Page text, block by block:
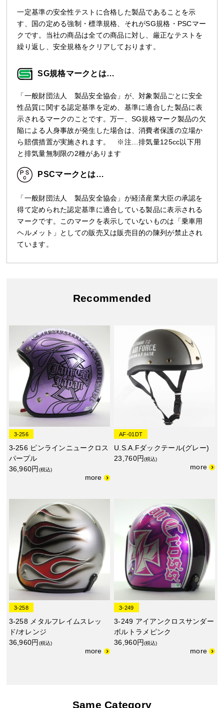
一定基準の安全性テストに合格した製品であることを示
す、国の定める強制・標準規格、それがSG規格・PSCマー
クです。当社の商品は全ての商品に対し、厳正なテストを
繰り返し、安全規格をクリアしております。
SG規格マークとは…
「一般財団法人 製品安全協会」が、対象製品ごとに安全
性品質に関する認定基準を定め、基準に適合した製品に表
示されるマークのことです。万一、SG規格マーク製品の欠
陥による人身事故が発生した場合は、消費者保護の立場か
ら賠償措置が実施されます。 ※注…排気量125cc以下用
と排気量無制限の2種があります
PSCマークとは…
「一般財団法人 製品安全協会」が経済産業大臣の承認を
得て定められた認定基準に適合している製品に表示される
マークです。このマークを表示していないものは「乗車用
ヘルメット」としての販売又は販売目的の陳列が禁止され
ています。
Recommended
3-256
3-256 ピンラインニュークロス
パープル
36,960円 (税込)
AF-01DT
U.S.A.Fダックテール(グレー)
23,760円(税込)
3-258
3-258 メタルフレイムスレッ
ド/オレンジ
36,960円 (税込)
3-249
3-249 アイアンクロスサンダー
ボルトラメピンク
36,960円(税込)
Same Category